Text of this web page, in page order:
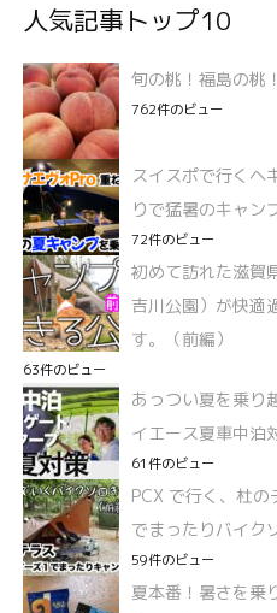
人気記事トップ10
旬の桃！福島の桃
762件のビュー
スイスポで行くヘ
りで猛暑のキャン
72件のビュー
初めて訪れた滋賀
吉川公園）が快適
す。（前編）
63件のビュー
あっつい夏を乗り
イエース夏車中泊
61件のビュー
PCX で行く、杜の
でまったりバイク
59件のビュー
夏本番！暑さを乗